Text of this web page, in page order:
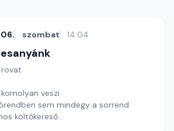
szombat 14:04
rovat
veszi
sem mindegy a sorrend
költőkereső